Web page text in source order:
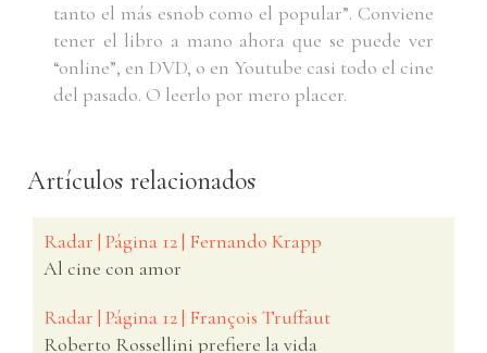
tanto el más esnob como el popular”. Conviene
tener el libro a mano ahora que se puede ver
“online”, en DVD, o en Youtube casi todo el cine
del pasado. O leerlo por mero placer.
Artículos relacionados
Radar | Página 12 | Fernando Krapp
Al cine con amor
Radar | Página 12 | François Truffaut
Roberto Rossellini prefiere la vida